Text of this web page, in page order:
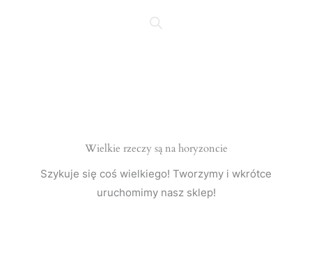
Wielkie rzeczy są na horyzoncie
Szykuje się coś wielkiego! Tworzymy i wkrótce
uruchomimy nasz sklep!